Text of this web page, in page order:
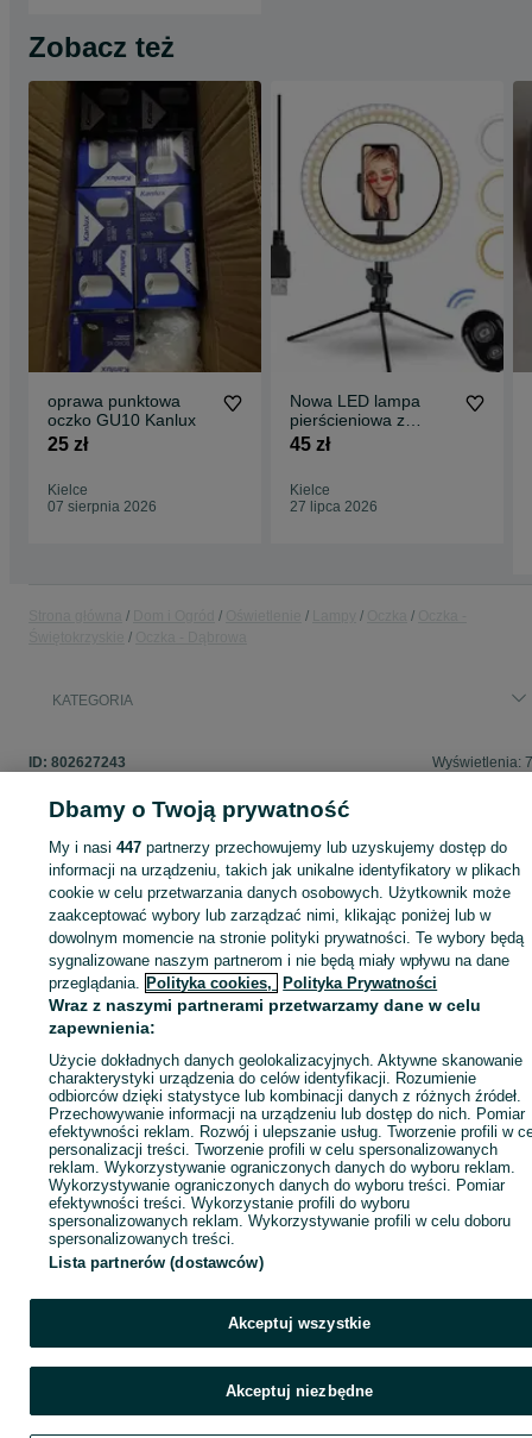
Zobacz też
oprawa punktowa
oczko GU10 Kanlux
25 zł
Kielce
07 sierpnia 2026
Nowa LED lampa
pierścieniowa z
pilotem USB
45 zł
Kielce
27 lipca 2026
KATEGORIA
ID: 802627243 Wyświetlenia:
Zaloguj się lub załóż konto na OLX, aby skontaktować się z
sprzedającym
Zaloguj się / Załóż konto
Dbamy o Twoją prywatność
My i nasi447 partnerzy przechowujemy lub uzyskujemy dostęp do
informacji na urządzeniu, takich jak unikalne identyfikatory w plikach
cookie w celu przetwarzania danych osobowych. Użytkownik może
zaakceptować wybory lub zarządzać nimi, klikając poniżej lub w
dowolnym momencie na stronie polityki prywatności. Te wybory będą
sygnalizowane naszym partnerom i nie będą miały wpływu na dane
przeglądania. Polityka cookies, Polityka Prywatności
Wraz z naszymi partnerami przetwarzamy dane w celu
zapewnienia:
Użycie dokładnych danych geolokalizacyjnych. Aktywne skanowanie
charakterystyki urządzenia do celów identyfikacji. Rozumienie
odbiorców dzięki statystyce lub kombinacji danych z różnych źródeł.
Przechowywanie informacji na urządzeniu lub dostęp do nich. Pomiar
efektywności reklam. Rozwój i ulepszanie usług. Tworzenie profili w
personalizacji treści. Tworzenie profili w celu spersonalizowanych
reklam. Wykorzystywanie ograniczonych danych do wyboru reklam.
Wykorzystywanie ograniczonych danych do wyboru treści. Pomiar
efektywności treści. Wykorzystanie profili do wyboru
spersonalizowanych reklam. Wykorzystywanie profili w celu doboru
spersonalizowanych treści.
Lista partnerów (dostawców)
Akceptuj wszystkie
Akceptuj niezbędne